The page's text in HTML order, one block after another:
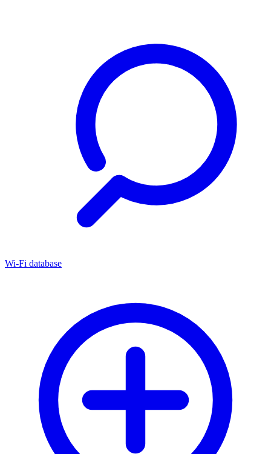
Wi-Fi database